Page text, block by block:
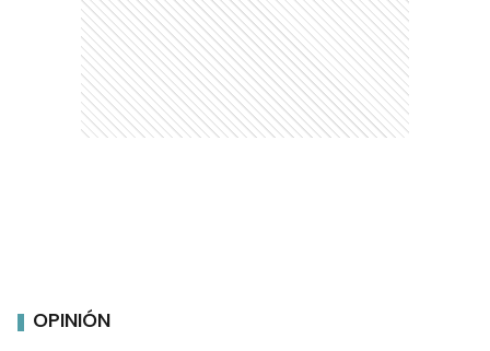
OPINIÓN